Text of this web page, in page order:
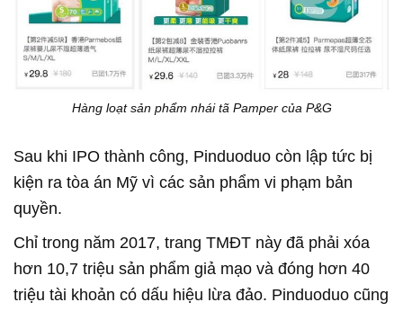
Hàng loạt sản phẩm nhái tã Pamper của P&G
Sau khi IPO thành công, Pinduoduo còn lập tức bị
kiện ra tòa án Mỹ vì các sản phẩm vi phạm bản
quyền.
Chỉ trong năm 2017, trang TMĐT này đã phải xóa
hơn 10,7 triệu sản phẩm giả mạo và đóng hơn 40
triệu tài khoản có dấu hiệu lừa đảo. Pinduoduo cũng